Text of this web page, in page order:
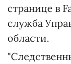
странице в
служба
области.